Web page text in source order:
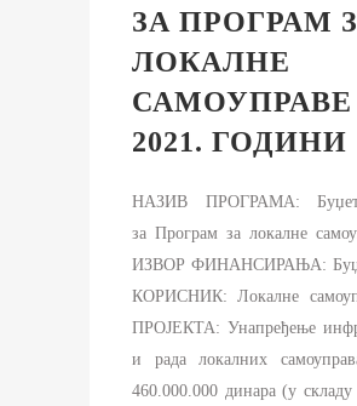
ЗА ПРОГРАМ
ЛОКАЛНЕ
САМОУПРАВЕ
2021. ГОДИНИ
НАЗИВ ПРОГРАМА:
за Програм за локалне
ИЗВОР ФИНАНСИРАЊА:
КОРИСНИК: Локалне
ПРОЈЕКТА: Унапређење
и рада локалних
460.000.000 динара (у